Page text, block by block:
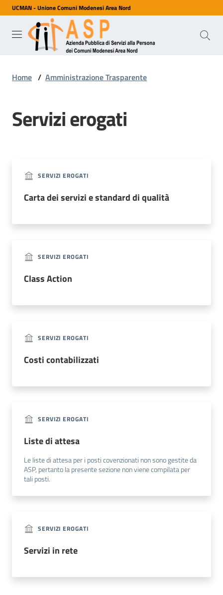
Vai al contenuto
Vai alla navigazione
Vai al footer
UCMAN - Unione Comuni Modenesi Area Nord
ASP
Azienda
Pubblica
Persona
Area
Nord
Documenti
Territorio
Posti
Privati
Home / Amministrazione Trasparente
Servizi erogati
SERVIZI EROGATI
Carta dei servizi e standard di qualità
SERVIZI EROGATI
Class Action
SERVIZI EROGATI
Costi contabilizzati
SERVIZI EROGATI
Liste di attesa
Le liste di attesa per i posti covenzionati non sono gestite da
ASP, pertanto la presente sezione non viene compilata per
tali posti.
SERVIZI EROGATI
Servizi in rete